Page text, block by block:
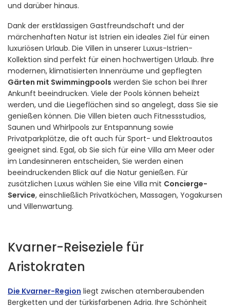
und darüber hinaus.
Dank der erstklassigen Gastfreundschaft und der
märchenhaften Natur ist Istrien ein ideales Ziel für einen
luxuriösen Urlaub. Die Villen in unserer Luxus-Istrien-
Kollektion sind perfekt für einen hochwertigen Urlaub. Ihre
modernen, klimatisierten Innenräume und gepflegten
Gärten mit Swimmingpools werden Sie schon bei Ihrer
Ankunft beeindrucken. Viele der Pools können beheizt
werden, und die Liegeflächen sind so angelegt, dass Sie sie
genießen können. Die Villen bieten auch Fitnessstudios,
Saunen und Whirlpools zur Entspannung sowie
Privatparkplätze, die oft auch für Sport- und Elektroautos
geeignet sind. Egal, ob Sie sich für eine Villa am Meer oder
im Landesinneren entscheiden, Sie werden einen
beeindruckenden Blick auf die Natur genießen. Für
zusätzlichen Luxus wählen Sie eine Villa mit Concierge-
Service, einschließlich Privatköchen, Massagen, Yogakursen
und Villenwartung.
Kvarner-Reiseziele für
Aristokraten
Die Kvarner-Region liegt zwischen atemberaubenden
Bergketten und der türkisfarbenen Adria. Ihre Schönheit